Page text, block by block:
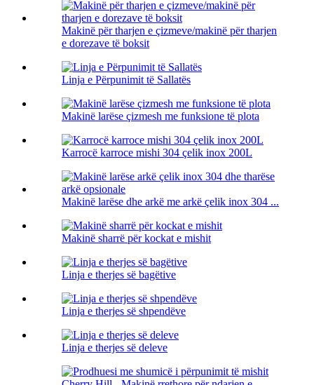
Makinë për tharjen e çizmeve/makinë për tharjen
e dorezave të boksit
Linja e Përpunimit të Sallatës
Makinë larëse çizmesh me funksione të plota
Karrocë karroce mishi 304 çelik inox 200L
Makinë larëse dhe arkë me arkë çelik inox 304 ...
Makinë sharrë për kockat e mishit
Linja e therjes së bagëtive
Linja e therjes së shpendëve
Linja e therjes së deleve